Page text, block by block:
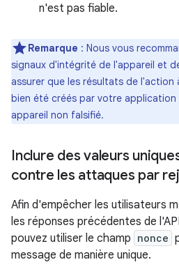
n'est pas fiable.
Remarque : Nous vous
signaux d'intégrité de l'appareil et
assurer que les résultats de
bien été créés par votre application
appareil non falsifié.
Inclure des valeurs
contre les attaques par
Afin d'empêcher les utilisateurs
les réponses précédentes de
pouvez utiliser le champ nonce
message de manière unique.